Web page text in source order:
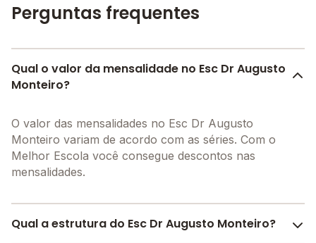
Perguntas frequentes
Qual o valor da mensalidade no Esc Dr Augusto
Monteiro?
O valor das mensalidades no Esc Dr Augusto
Monteiro variam de acordo com as séries. Com o
Melhor Escola você consegue descontos nas
mensalidades.
Qual a estrutura do Esc Dr Augusto Monteiro?